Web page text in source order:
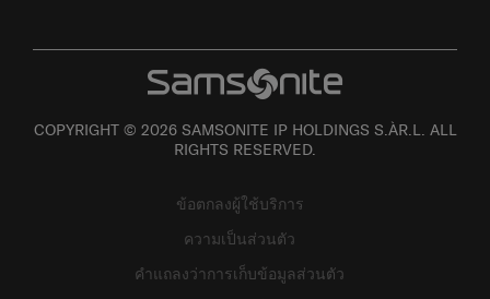
COPYRIGHT © 2026 SAMSONITE IP HOLDINGS S.ÀR.L. ALL
RIGHTS RESERVED.
ข้อตกลงผู้ใช้บริการ
ความเป็นส่วนตัว
คำแถลงว่าการเก็บข้อมูลส่วนตัว